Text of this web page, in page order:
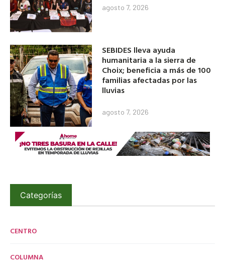
agosto 7, 2026
SEBIDES lleva ayuda
humanitaria a la sierra de
Choix; beneficia a más de 100
familias afectadas por las
lluvias
agosto 7, 2026
Categorías
CENTRO
COLUMNA